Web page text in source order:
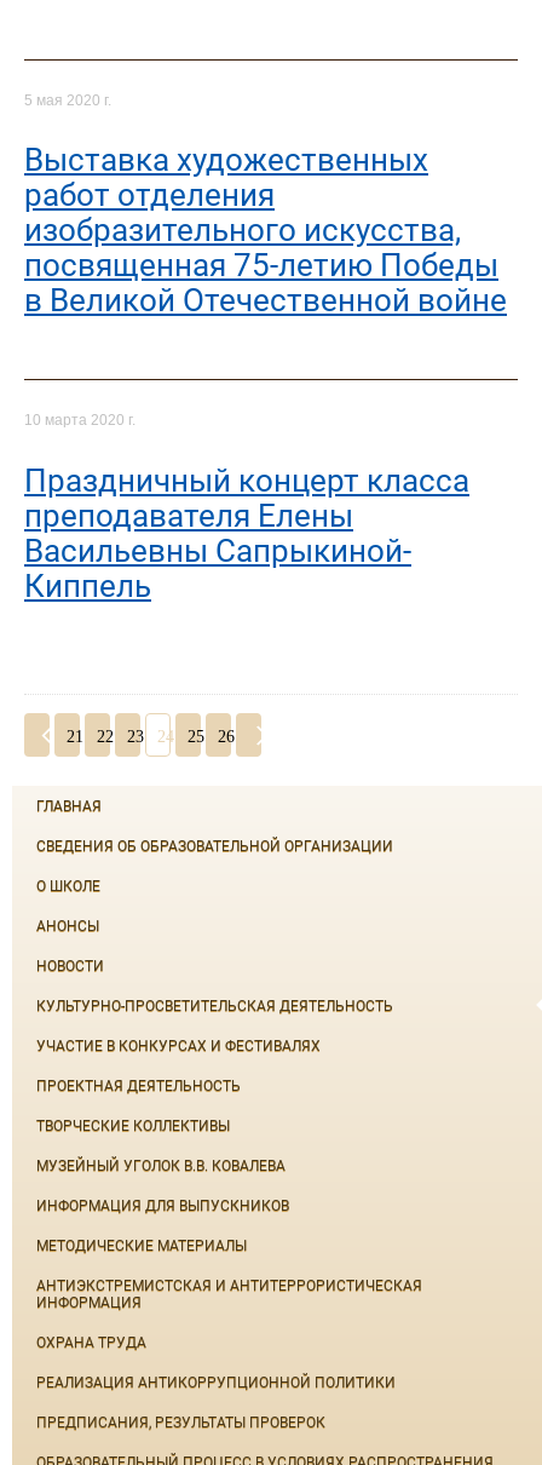
5 мая 2020 г.
Выставка художественных
работ отделения
изобразительного искусства,
посвященная 75-летию Победы
в Великой Отечественной войне
10 марта 2020 г.
Праздничный концерт класса
преподавателя Елены
Васильевны Сапрыкиной-
Киппель
21 22 23 24 25 26
ГЛАВНАЯ
СВЕДЕНИЯ ОБ ОБРАЗОВАТЕЛЬНОЙ ОРГАНИЗАЦИИ
О ШКОЛЕ
АНОНСЫ
НОВОСТИ
КУЛЬТУРНО-ПРОСВЕТИТЕЛЬСКАЯ ДЕЯТЕЛЬНОСТЬ
УЧАСТИЕ В КОНКУРСАХ И ФЕСТИВАЛЯХ
ПРОЕКТНАЯ ДЕЯТЕЛЬНОСТЬ
ТВОРЧЕСКИЕ КОЛЛЕКТИВЫ
МУЗЕЙНЫЙ УГОЛОК В.В. КОВАЛЕВА
ИНФОРМАЦИЯ ДЛЯ ВЫПУСКНИКОВ
МЕТОДИЧЕСКИЕ МАТЕРИАЛЫ
АНТИЭКСТРЕМИСТСКАЯ И АНТИТЕРРОРИСТИЧЕСКАЯ
ИНФОРМАЦИЯ
ОХРАНА ТРУДА
РЕАЛИЗАЦИЯ АНТИКОРРУПЦИОННОЙ ПОЛИТИКИ
ПРЕДПИСАНИЯ, РЕЗУЛЬТАТЫ ПРОВЕРОК